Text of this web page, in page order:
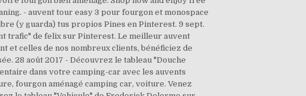
- auvent tour easy 3 pour fourgon et monospace
(y guarda) tus propios Pines en Pinterest. 9 sept.
trafic" de felix sur Pinterest. Le meilleur auvent
et celles de nos nombreux clients, bénéficiez de
28 août 2017 - Découvrez le tableau "Douche
dans votre camping-car avec les auvents
fourgon aménagé camping car, voiture. Venez